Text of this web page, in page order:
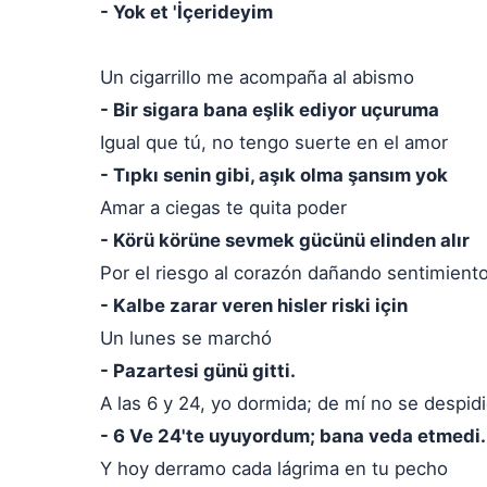
- Yok et 'İçerideyim
Un cigarrillo me acompaña al abismo
- Bir sigara bana eşlik ediyor uçuruma
Igual que tú, no tengo suerte en el amor
- Tıpkı senin gibi, aşık olma şansım yok
Amar a ciegas te quita poder
- Körü körüne sevmek gücünü elinden alır
Por el riesgo al corazón dañando
- Kalbe zarar veren hisler riski için
Un lunes se marchó
- Pazartesi günü gitti.
A las 6 y 24, yo dormida; de mí no se
- 6 Ve 24'te uyuyordum; bana veda etmedi.
Y hoy derramo cada lágrima en tu pecho